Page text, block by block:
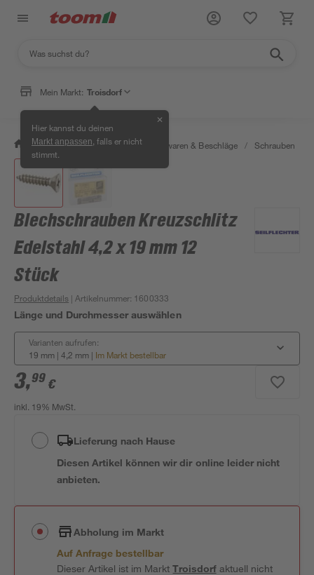
Mein Markt: Troisdorf
Hier kannst du deinen
Markt anpassen , falls er nicht
stimmt.
✕
/ Werkstatt & Maschinen / Eisenwaren & Beschläge / Schrauben
Blechschrauben Kreuzschlitz
Edelstahl 4,2 x 19 mm 12
Stück
Produktdetails | Artikelnummer: 1600333
Länge und Durchmesser auswählen
Varianten aufrufen:
19 mm | 4,2 mm | Im Markt bestellbar
3,99 €
inkl. 19% MwSt.
Lieferung nach Hause
Diesen Artikel können wir dir online leider nicht
anbieten.
Abholung im Markt
Auf Anfrage bestellbar
Dieser Artikel ist im MarktTroisdorfaktuell nicht